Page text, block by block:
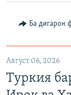
Ба дигарон
Август 06, 2026
Туркия